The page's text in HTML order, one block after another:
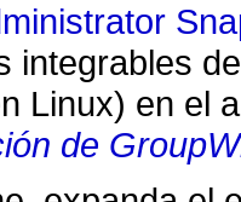
integrables
Linux) en el
de